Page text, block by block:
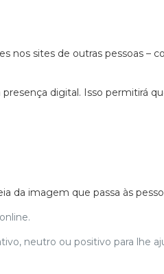
nos sites de outras pessoas –
digital. Isso permitirá
da imagem que passa às
neutro ou positivo para lhe